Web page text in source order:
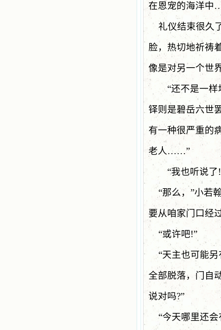
在恩宠的海洋
礼仪结束很久
脸，热切地祈祷
像是对另一个世
“还不是一样
铎则是碧岳六世
有一种很严重的
老人……”
“我也听说了
“那么， ”小若
要从咱家门口经
“或许吧!”
“天主也可能
全部脱落，门自
说对吗?”
“今天哪里还会